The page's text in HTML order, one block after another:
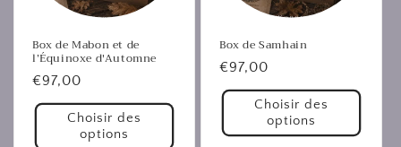
Box de Mabon et de
l’Équinoxe d'Automne
Prix
habituel
€97,00
Choisir des
options
Box de Samhain
Prix
habituel
€97,00
Choisir des
options